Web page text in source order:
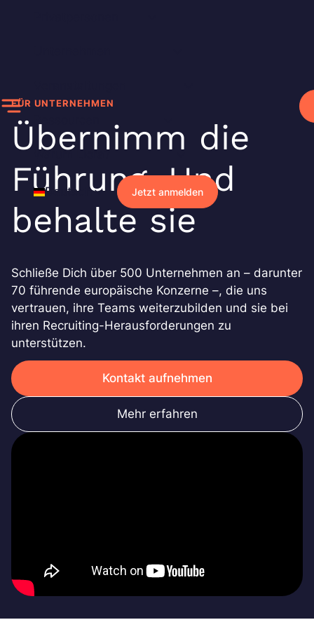
Warum Liora?
Deutsch Jetzt anmelden
FÜR UNTERNEHMEN
Übernimm die
Führung. Und
behalte sie
Schließe Dich über 500 Unternehmen an – darunter
70 führende europäische Konzerne –, die uns
vertrauen, ihre Teams weiterzubilden und sie bei
ihren Recruiting-Herausforderungen zu
unterstützen.
Kontakt aufnehmen
Mehr erfahren